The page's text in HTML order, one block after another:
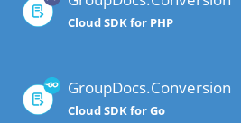
Cloud SDK for PHP
GroupDocs.Conversion
Cloud SDK for Go